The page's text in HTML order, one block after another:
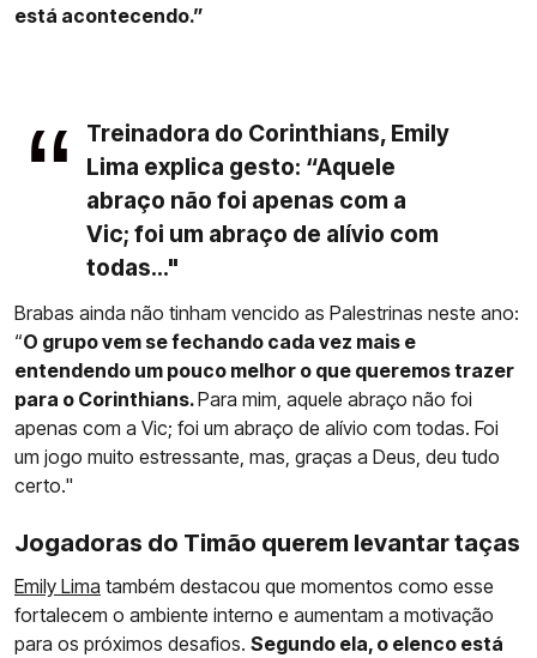
está acontecendo.”
Treinadora do Corinthians, Emily
Lima explica gesto: “Aquele
abraço não foi apenas com a
Vic; foi um abraço de alívio com
todas..."
Brabas ainda não tinham vencido as Palestrinas neste ano:
“O grupo vem se fechando cada vez mais e
entendendo um pouco melhor o que queremos trazer
para o Corinthians.Para mim, aquele abraço não foi
apenas com a Vic; foi um abraço de alívio com todas. Foi
um jogo muito estressante, mas, graças a Deus, deu tudo
certo."
Jogadoras do Timão querem levantar taças
Emily Lima também destacou que momentos como esse
fortalecem o ambiente interno e aumentam a motivação
para os próximos desafios. Segundo ela, o elenco está